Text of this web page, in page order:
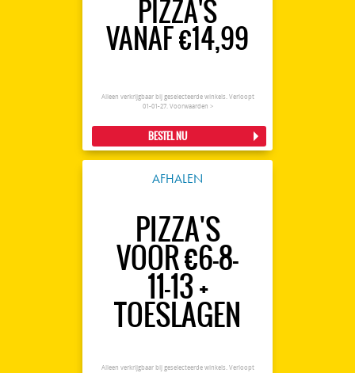
PIZZA'S
VANAF €14,99
Alleen verkrijgbaar bij geselecteerde winkels. Verloopt
01-01-27. Voorwaarden >
BESTEL NU
AFHALEN
PIZZA'S
VOOR €6-8-
11-13 +
TOESLAGEN
Alleen verkrijgbaar bij geselecteerde winkels. Verloopt